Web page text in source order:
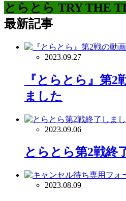
とらとら TRY THE
最新記事
2023.09.27
『とらとら』第2
ました
2023.09.06
とらとら第2戦終
2023.08.09